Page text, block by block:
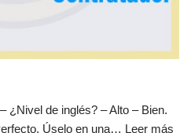
¿Nivel de inglés? – Alto – Bien.
Úselo en una… Leer más